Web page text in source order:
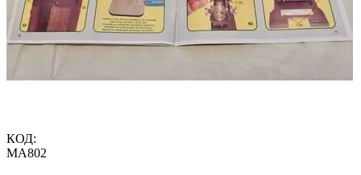
КОД:
MA802